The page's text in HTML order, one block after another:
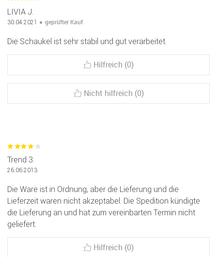
LIVIA J.
30.04.2021 geprüfter Kauf
Die Schaukel ist sehr stabil und gut verarbeitet.
Hilfreich (0)
Nicht hilfreich (0)
Trend 3.
26.06.2013
Die Ware ist in Ordnung, aber die Lieferung und die
Lieferzeit waren nicht akzeptabel. Die Spedition kündigte
die Lieferung an und hat zum vereinbarten Termin nicht
geliefert.
Hilfreich (0)